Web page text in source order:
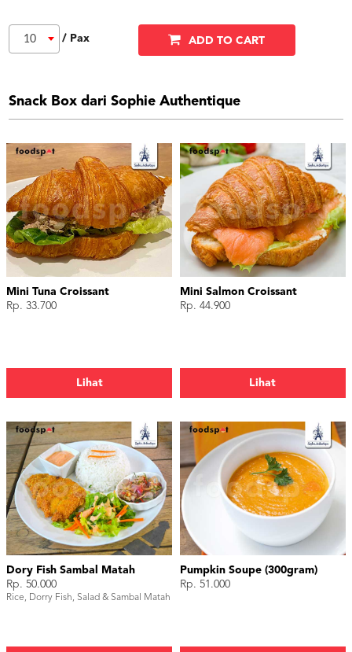
10 / Pax ADD TO CART
Snack Box dari Sophie Authentique
Mini Tuna Croissant
Rp. 33.700
Lihat
Mini Salmon Croissant
Rp. 44.900
Lihat
Dory Fish Sambal Matah
Rp. 50.000
Rice, Dorry Fish, Salad & Sambal Matah
Pumpkin Soupe (300gram)
Rp. 51.000